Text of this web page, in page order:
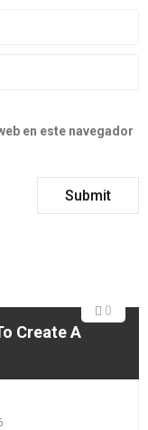
en este navegador
0
Create A